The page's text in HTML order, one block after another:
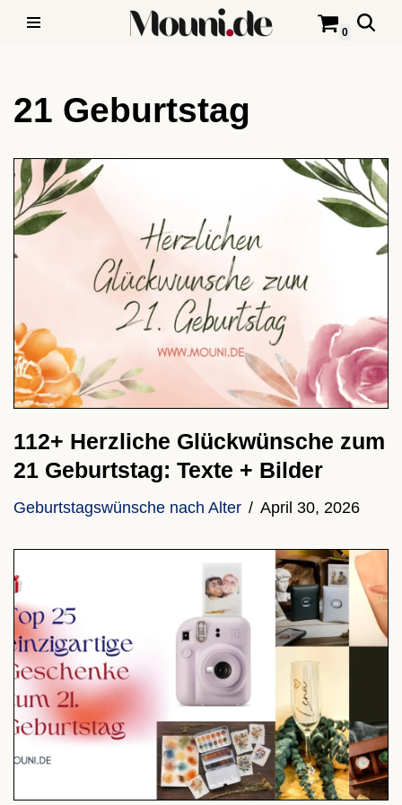
springen
0
21 Geburtstag
112+ Herzliche Glückwünsche zum
21 Geburtstag: Texte + Bilder
Geburtstagswünsche nach Alter April 30, 2026